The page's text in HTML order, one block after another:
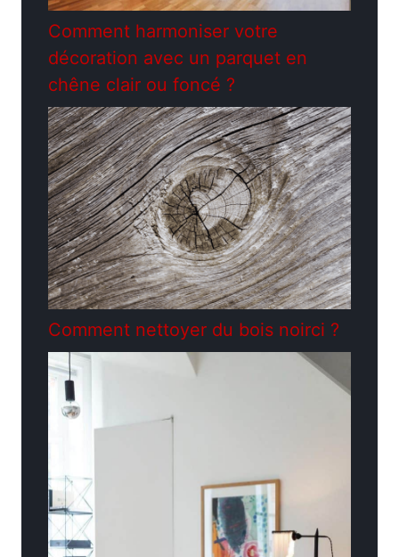
Comment harmoniser votre
décoration avec un parquet en
chêne clair ou foncé ?
Comment nettoyer du bois noirci ?